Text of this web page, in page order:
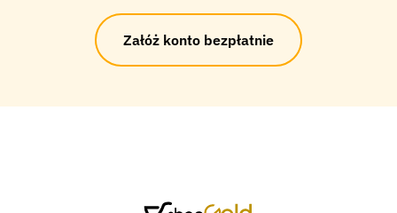
Załóż konto bezpłatnie